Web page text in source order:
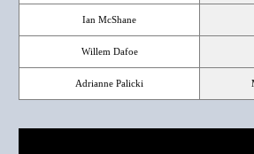
Ian McShane
Willem Dafoe
Adrianne Palicki